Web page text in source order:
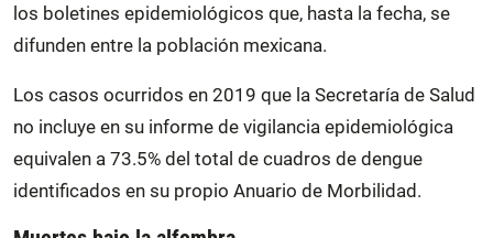
los boletines epidemiológicos que, hasta la fecha, se
difunden entre la población mexicana.
Los casos ocurridos en 2019 que la Secretaría de Salud
no incluye en su informe de vigilancia epidemiológica
equivalen a 73.5% del total de cuadros de dengue
identificados en su propio Anuario de Morbilidad.